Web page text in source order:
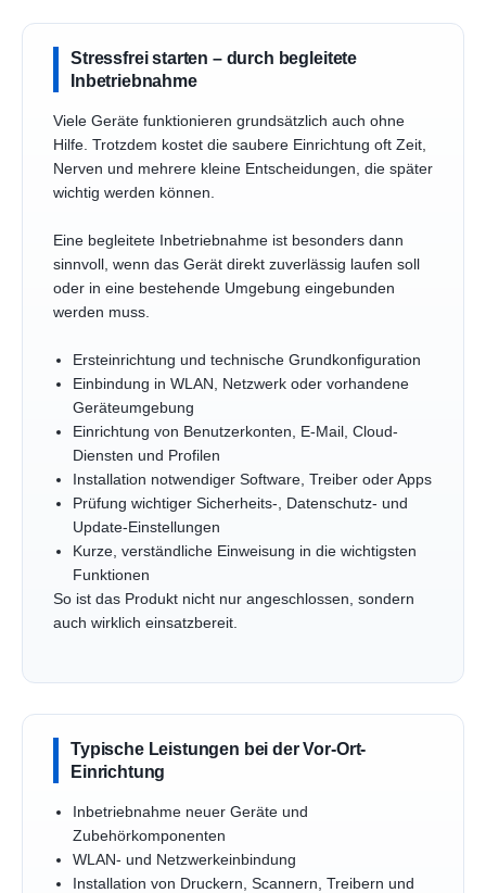
Stressfrei starten – durch begleitete
Inbetriebnahme
Viele Geräte funktionieren grundsätzlich auch ohne
Hilfe. Trotzdem kostet die saubere Einrichtung oft Zeit,
Nerven und mehrere kleine Entscheidungen, die später
wichtig werden können.
Eine begleitete Inbetriebnahme ist besonders dann
sinnvoll, wenn das Gerät direkt zuverlässig laufen soll
oder in eine bestehende Umgebung eingebunden
werden muss.
Ersteinrichtung und technische Grundkonfiguration
Einbindung in WLAN, Netzwerk oder vorhandene
Geräteumgebung
Einrichtung von Benutzerkonten, E-Mail, Cloud-
Diensten und Profilen
Installation notwendiger Software, Treiber oder Apps
Prüfung wichtiger Sicherheits-, Datenschutz- und
Update-Einstellungen
Kurze, verständliche Einweisung in die wichtigsten
Funktionen
So ist das Produkt nicht nur angeschlossen, sondern
auch wirklich einsatzbereit.
Typische Leistungen bei der Vor-Ort-
Einrichtung
Inbetriebnahme neuer Geräte und
Zubehörkomponenten
WLAN- und Netzwerkeinbindung
Installation von Druckern, Scannern, Treibern und